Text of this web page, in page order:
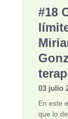
#18
03 julio
En este
que lo